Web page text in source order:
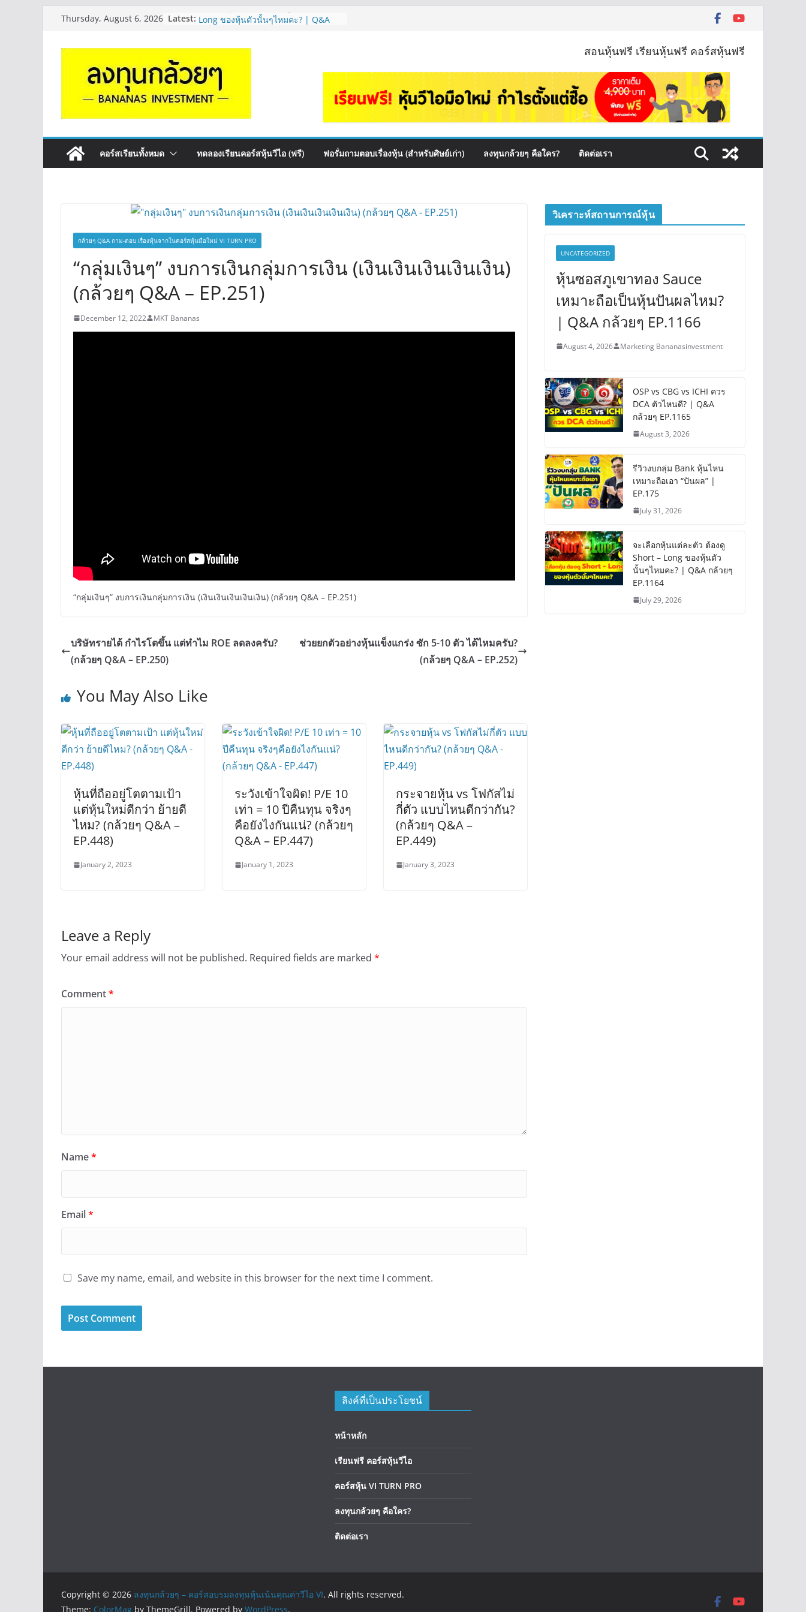
content
Thursday, August 6, 2026 Latest: จะเลือกหุ้นแต่ละตัว ต้องดู Short –
มีเงิน 8 ล้าน อยากจัดพอร์ตหุ้นปันผล
ระยะยาว อุตสาหกรรมไหนดี? | Q&A
กล้วยๆ EP.1163
หุ้นซอสภูเขาทอง Sauce เหมาะถือเป็น
หุ้นปันผลไหม? | Q&A กล้วยๆ EP.1166
รีวิวงบกลุ่ม Bank หุ้นไหนเหมาะถือเอา
“ปันผล” | EP.175
สอนหุ้นฟรี เรียนหุ้นฟรี คอร์สหุ้นฟรี
คอร์สเรียนทั้งหมด ทดลองเรียนคอร์สหุ้นวีไอ (ฟรี) ฟอรั่มถามตอบเรื่องหุ้น (สำหรับศิษย์เก่า) ลงทุนกล้วยๆ คือใคร? ติดต่อเรา
กล้วยๆ Q&A ถาม-ตอบ เรื่องหุ้นจากในคอร์สหุ้นมือใหม่ VI TURN PRO
“กลุ่มเงินๆ” งบการเงินกลุ่มการเงิน (เงินเงินเงินเงินเงิน)
(กล้วยๆ Q&A – EP.251)
December 12, 2022 MKT Bananas
“กลุ่มเงินๆ” งบการเงินกลุ่มการเงิน (เงินเงินเงินเงินเงิน) (กล้วยๆ Q&A – EP.251)
บริษัทรายได้ กำไรโตขึ้น แต่ทำไม ROE ลดลงครับ?
(กล้วยๆ Q&A – EP.250)
ช่วยยกตัวอย่างหุ้นแข็งแกร่ง ซัก 5-10 ตัว ได้ไหมครับ?
(กล้วยๆ Q&A – EP.252)
You May Also Like
หุ้นที่ถืออยู่โตตามเป้า
แต่หุ้นใหม่ดีกว่า ย้ายดี
ไหม? (กล้วยๆ Q&A –
EP.448)
January 2, 2023
ระวังเข้าใจผิด! P/E 10
เท่า = 10 ปีคืนทุน จริงๆ
คือยังไงกันแน่? (กล้วยๆ
Q&A – EP.447)
January 1, 2023
กระจายหุ้น vs โฟกัสไม่
กี่ตัว แบบไหนดีกว่ากัน?
(กล้วยๆ Q&A –
EP.449)
January 3, 2023
Leave a Reply
Your email address will not be published. Required fields are marked *
Comment*
Name*
Email*
Save my name, email, and website in this browser for the next time I comment.
วิเคราะห์สถานการณ์หุ้น
UNCATEGORIZED
หุ้นซอสภูเขาทอง Sauce
เหมาะถือเป็นหุ้นปันผลไหม?
| Q&A กล้วยๆ EP.1166
August 4, 2026 Marketing Bananasinvestment
OSP vs CBG vs ICHI ควร
DCA ตัวไหนดี? | Q&A
กล้วยๆ EP.1165
August 3, 2026
รีวิวงบกลุ่ม Bank หุ้นไหน
เหมาะถือเอา “ปันผล” |
EP.175
July 31, 2026
จะเลือกหุ้นแต่ละตัว ต้องดู
Short – Long ของหุ้นตัว
นั้นๆไหมคะ? | Q&A กล้วยๆ
EP.1164
July 29, 2026
ลิงค์ที่เป็นประโยชน์
หน้าหลัก
เรียนฟรี คอร์สหุ้นวีไอ
คอร์สหุ้น VI TURN PRO
ลงทุนกล้วยๆ คือใคร?
ติดต่อเรา
Copyright © 2026 ลงทุนกล้วยๆ – คอร์สอบรมลงทุนหุ้นเน้นคุณค่าวีไอ VI. All rights reserved.
Theme: ColorMag by ThemeGrill. Powered by WordPress.